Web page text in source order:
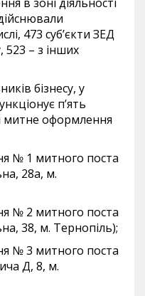
473 суб’єкти ЗЕД
523 – з інших
бізнесу, у
п’ять
митне оформлення
№ 1 митного поста
28а, м.
№ 2 митного поста
38, м. Тернопіль);
№ 3 митного поста
Д, 8, м.